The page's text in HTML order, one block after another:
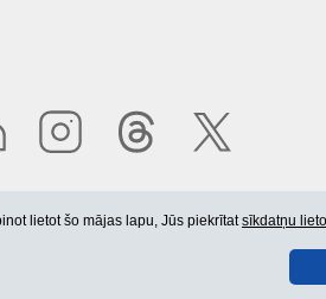
lietot šo mājas lapu, Jūs piekrītatsīkdatņu